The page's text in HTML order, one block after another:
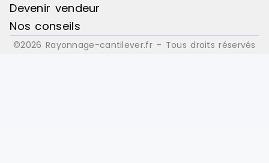
Devenir vendeur
Nos conseils
©2026 Rayonnage-cantilever.fr – Tous droits réservés